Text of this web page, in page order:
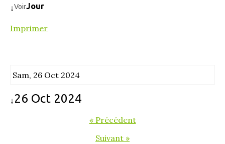
↓VoirJour
Imprimer
Sam, 26 Oct 2024
↓ 26 Oct 2024
« Précédent
Suivant »